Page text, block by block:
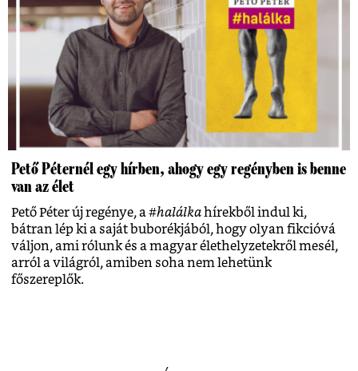
Pető Péternél egy hírben, ahogy egy regényben is benne
van az élet
Pető Péter új regénye, a#halálka hírekből indul ki,
bátran lép ki a saját buborékjából, hogy olyan fikcióvá
váljon, ami rólunk és a magyar élethelyzetekről mesél,
arról a világról, amiben soha nem lehetünk
főszereplők.